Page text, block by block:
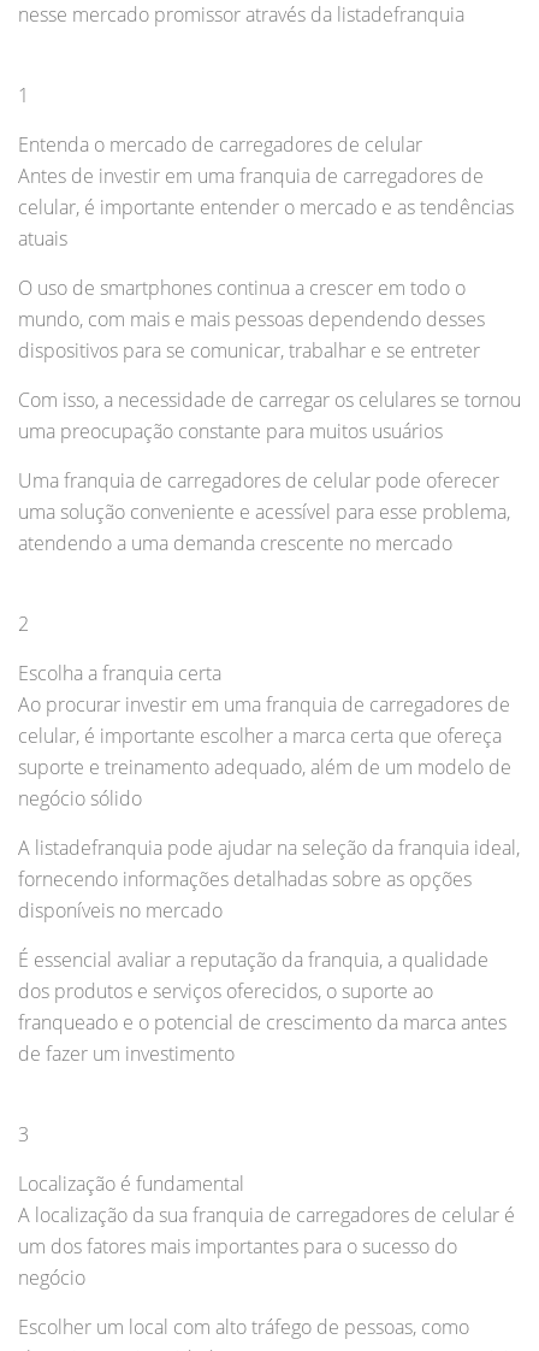
nesse mercado promissor através da listadefranquia
1
Entenda o mercado de carregadores de celular
Antes de investir em uma franquia de carregadores de
celular, é importante entender o mercado e as tendências
atuais
O uso de smartphones continua a crescer em todo o
mundo, com mais e mais pessoas dependendo desses
dispositivos para se comunicar, trabalhar e se entreter
Com isso, a necessidade de carregar os celulares se tornou
uma preocupação constante para muitos usuários
Uma franquia de carregadores de celular pode oferecer
uma solução conveniente e acessível para esse problema,
atendendo a uma demanda crescente no mercado
2
Escolha a franquia certa
Ao procurar investir em uma franquia de carregadores de
celular, é importante escolher a marca certa que ofereça
suporte e treinamento adequado, além de um modelo de
negócio sólido
A listadefranquia pode ajudar na seleção da franquia ideal,
fornecendo informações detalhadas sobre as opções
disponíveis no mercado
É essencial avaliar a reputação da franquia, a qualidade
dos produtos e serviços oferecidos, o suporte ao
franqueado e o potencial de crescimento da marca antes
de fazer um investimento
3
Localização é fundamental
A localização da sua franquia de carregadores de celular é
um dos fatores mais importantes para o sucesso do
negócio
Escolher um local com alto tráfego de pessoas, como